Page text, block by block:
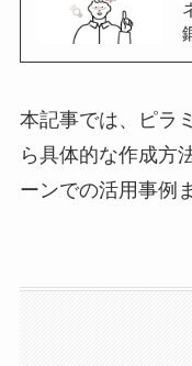
本記事では、ピラ
ら具体的な作成方
ーンでの活用事例